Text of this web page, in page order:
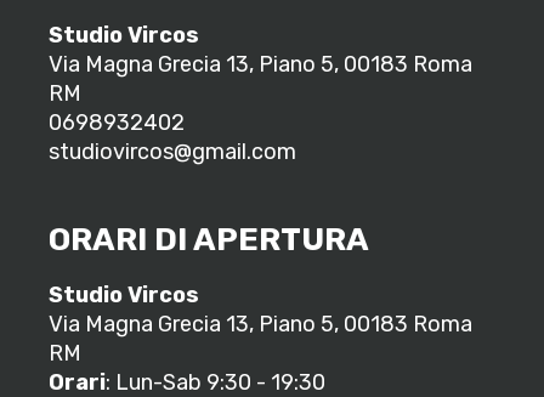
Studio Vircos
Via Magna Grecia 13, Piano 5, 00183 Roma
RM
0698932402
studiovircos@gmail.com
ORARI DI APERTURA
Studio Vircos
Via Magna Grecia 13, Piano 5, 00183 Roma
RM
Orari: Lun-Sab 9:30 - 19:30